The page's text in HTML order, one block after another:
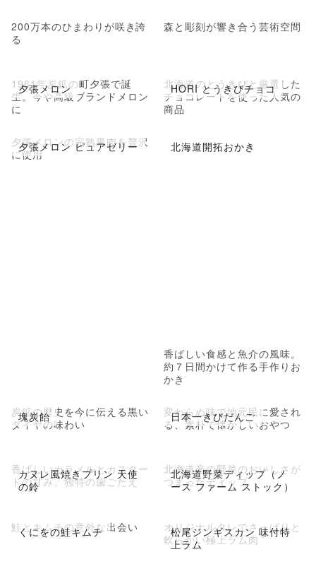
200万本のひまわりが咲き誇
る
森と彫刻が響き合う芸術空間
夕張メロン
1961年炭鉱の町夕張で誕
生。今や高級ブランドメロン
に
HORI とうきびチョコ
北海道のとうきびと厳選した
チョコレートを使った人気の
商品
夕張メロン ピュアゼリー
夕張メロンの完熟果肉を贅沢
に使用
北海道開拓おかき
香ばしい食感と魚介の風味。
約７日間かけて作る手作りお
かき
塊炭飴
炭鉱の歴史を今に伝える黒い
ダイヤの味わい
日本一きびだんご
変わらぬ味で地元民に愛され
る、素朴で懐かしいおやつ
カヌレ風焼きプリン 天使
の鈴
香ばしいカラメルとカスター
ドの甘み。独特の歯ごたえ
北海道野菜ディップ（ノ
ース ファーム ストック）
北海道産の野菜のおいしさが
つまったディップ
くにをの鮭キムチ
鮭とキムチの意外な出会い
松尾ジンギスカン 味付特
上ラム
オリジナルタレでさっぱりと
軟らかい極上ラム肉